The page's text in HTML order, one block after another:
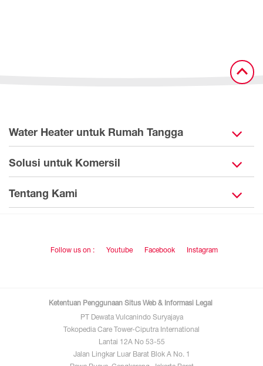
Water Heater untuk Rumah Tangga
Solusi untuk Komersil
Tentang Kami
Follow us on : Youtube Facebook Instagram
Ketentuan Penggunaan Situs Web & Informasi Legal
PT Dewata Vulcanindo Suryajaya
Tokopedia Care Tower-Ciputra International
Lantai 12A No 53-55
Jalan Lingkar Luar Barat Blok A No. 1